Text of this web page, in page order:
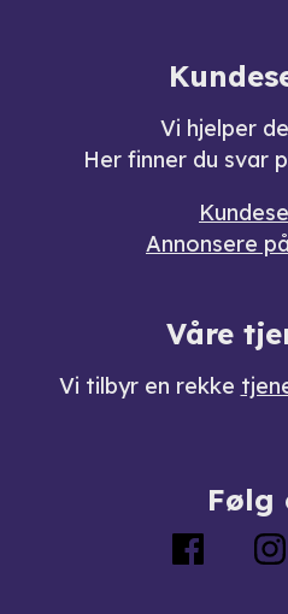
Vi hjelper
Her finner du svar
Annonsere
Våre
Vi tilbyr en rekke
Følg